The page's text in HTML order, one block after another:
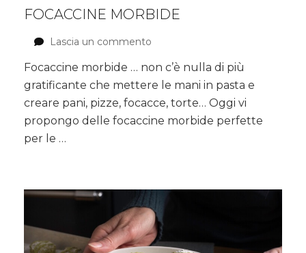
FOCACCINE MORBIDE
Lascia un commento
morbide
Focaccine morbide … non c’è nulla di più
gratificante che mettere le mani in pasta e
creare pani, pizze, focacce, torte… Oggi vi
propongo delle focaccine morbide perfette
per le …